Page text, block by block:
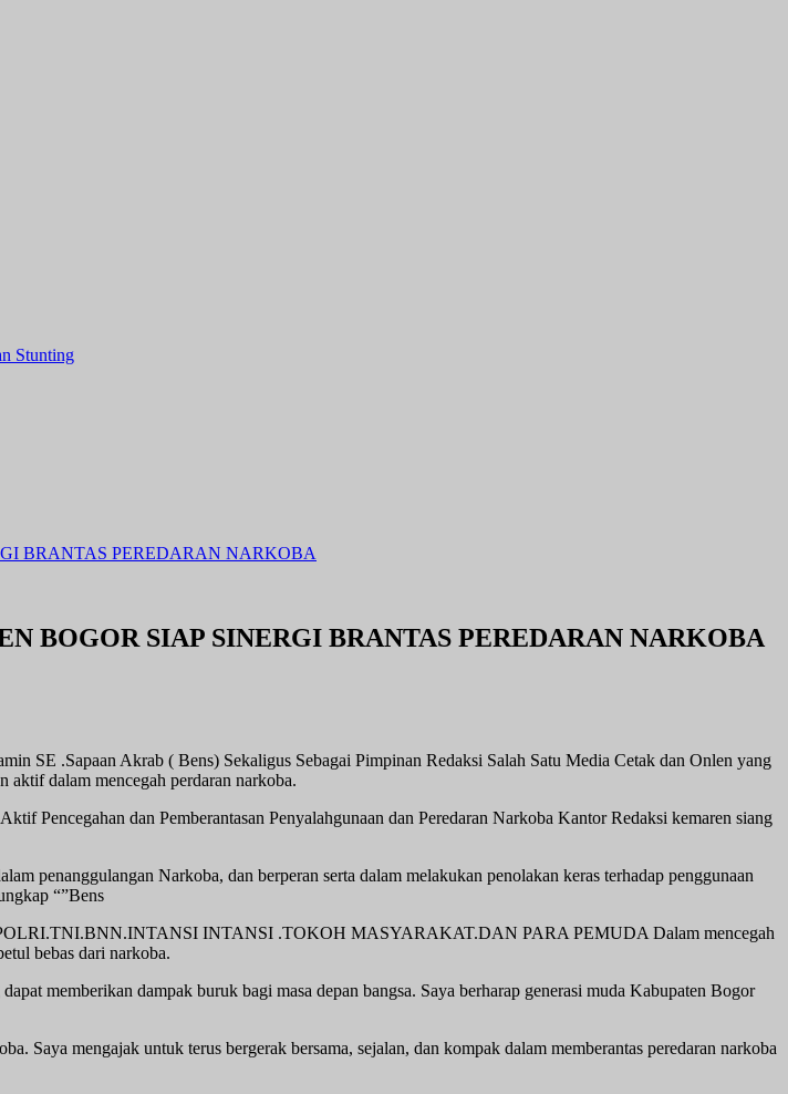
Stunting
BRANTAS PEREDARAN NARKOBA
BOGOR SIAP SINERGI BRANTAS PEREDARAN NARKOBA
SE .Sapaan Akrab ( Bens) Sekaligus Sebagai Pimpinan Redaksi Salah Satu Media Cetak dan Onlen yang
aktif dalam mencegah perdaran narkoba.
Pencegahan dan Pemberantasan Penyalahgunaan dan Peredaran Narkoba Kantor Redaksi kemaren siang
penanggulangan Narkoba, dan berperan serta dalam melakukan penolakan keras terhadap penggunaan
“”Bens
POLRI.TNI.BNN.INTANSI INTANSI .TOKOH MASYARAKAT.DAN PARA PEMUDA Dalam mencegah
bebas dari narkoba.
memberikan dampak buruk bagi masa depan bangsa. Saya berharap generasi muda Kabupaten Bogor
Saya mengajak untuk terus bergerak bersama, sejalan, dan kompak dalam memberantas peredaran narkoba